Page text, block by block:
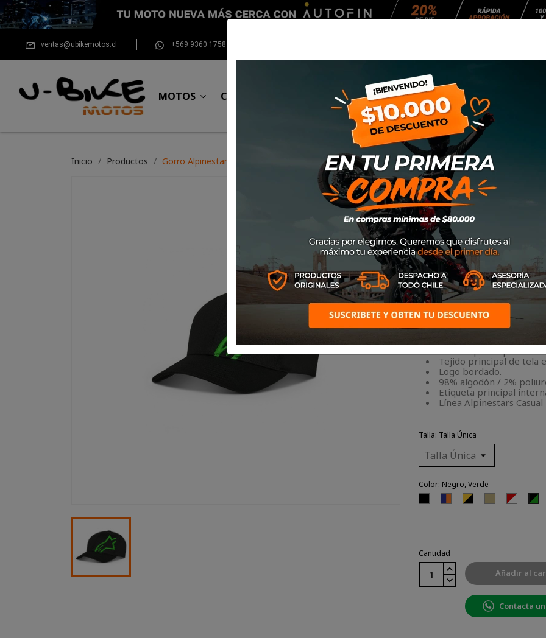
ventas@ubikemotos.cl +569 9360 1758
MOTOS CASCOS EQUIPAMIENTO NEUMÁTICOS MANTENCIÓN
Inicio Productos Gorro Alpinestars Corp Snap 2
Gorro
SKU1211-81009
$22.900
CARACTERÍSTICAS DEL
Producto 100% original
Vicera plana con
Tejido principal de tela
Logo bordado.
98% algodón / 2%
Etiqueta principal
Línea Alpinestars
Talla: Talla Única
Color: Negro, Verde
Azul Negro, ArenaRojo,
Cantidad
Añadir al
Contacta